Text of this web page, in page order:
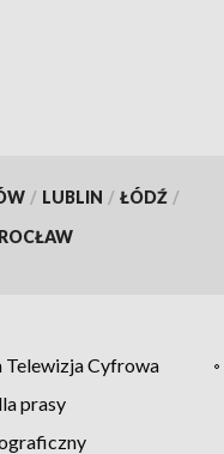
/ LUBLIN / ŁÓDŹ /
Telewizja Cyfrowa
prasy